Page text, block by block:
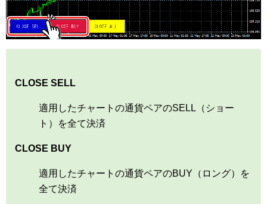
CLOSE SELL
適用したチャートの通貨ペアのSELL（ショー
ト）を全て決済
CLOSE BUY
適用したチャートの通貨ペアのBUY（ロング）を
全て決済